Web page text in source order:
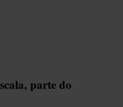
parte do